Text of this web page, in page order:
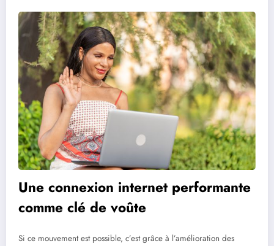
Une connexion internet performante
comme clé de voûte
Si ce mouvement est possible, c’est grâce à l’amélioration des